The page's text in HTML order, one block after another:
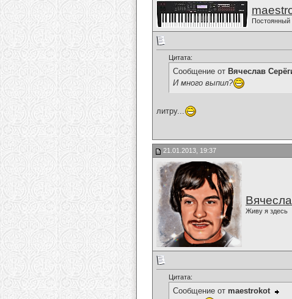
Постоянный
Цитата:
Сообщение от Вячеслав
И много выпил?
литру...
21.01.2013, 19:37
Живу я здесь
Цитата:
Сообщение от maestrokot